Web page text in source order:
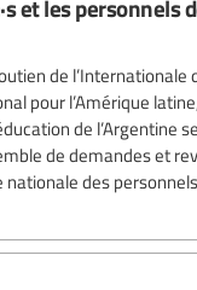
et les personnels
de l’Internationale
pour l’Amérique
de l’Argentine
de demandes et
nationale des